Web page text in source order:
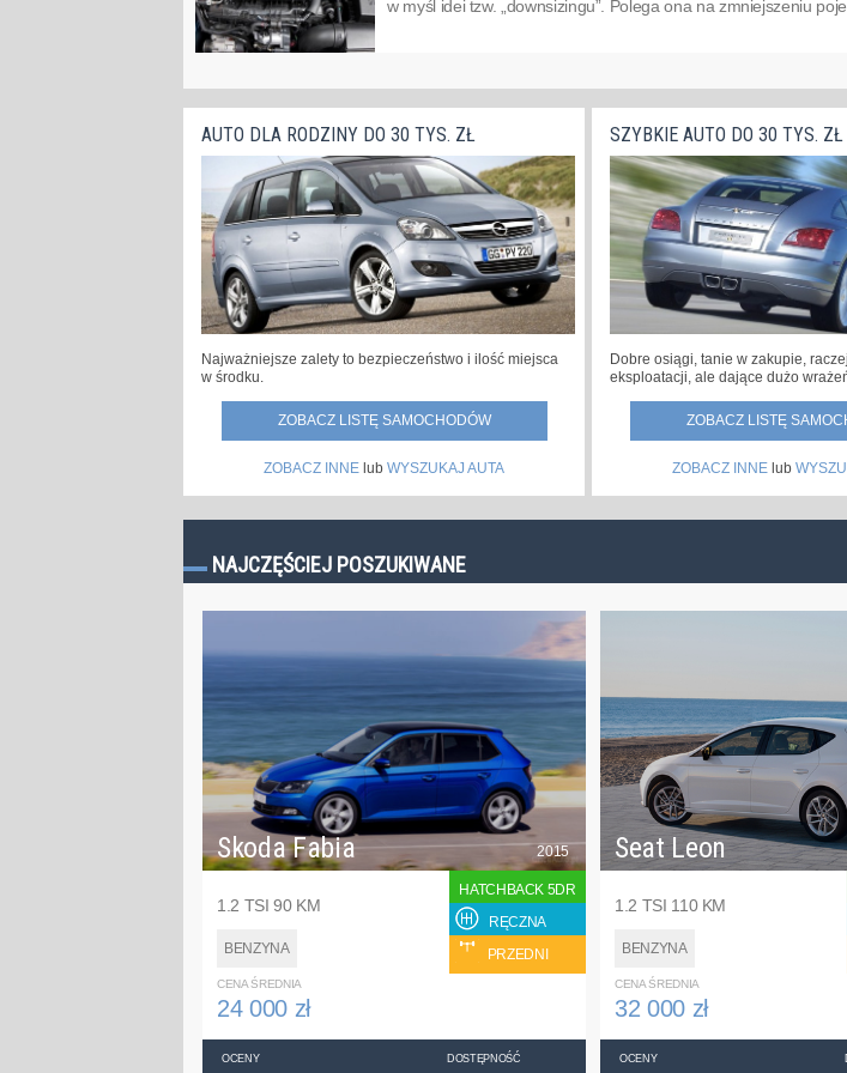
w myśl idei tzw. „downsizingu”. Polega ona na zmniejszeniu
AUTO DLA RODZINY DO 30 TYS. ZŁ
Najważniejsze zalety to bezpieczeństwo i ilość miejsca
w środku.
ZOBACZ LISTĘ SAMOCHODÓW
ZOBACZ INNE lub WYSZUKAJ AUTA
SZYBKIE AUTO DO 30 TYS. ZŁ
Dobre osiągi, tanie w zakupie,
eksploatacji, ale dające dużo
ZOBACZ LISTĘ
ZOBACZ INNE lub
NAJCZĘŚCIEJ POSZUKIWANE
Skoda Fabia
1.2 TSI 90 KM
BENZYNA
2015
HATCHBACK 5DR
RĘCZNA
PRZEDNI
CENA ŚREDNIA
24 000 zł
OCENY DOSTĘPNOŚĆ
Seat Leon
1.2 TSI 110 KM
BENZYNA
CENA ŚREDNIA
32 000 zł
OCENY